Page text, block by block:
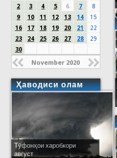
2
3 4 5 6 7
8
9
10 11 12 13 14
15
16
17 18 19 20 21
22
23
24 25 26 27 28
29
30
November 2020
Ҳаводиси олам
Тӯфонҳои харобкори
август